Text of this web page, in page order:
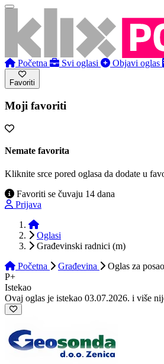
Početna Svi oglasi Objavi oglas
Favoriti
Moji favoriti
Nemate favorita
Kliknite srce pored oglasa da dodate u
Favoriti se čuvaju 14 dana
Prijava
Početna
Oglasi
Građevinski radnici (m)
Početna
Građevina Oglas za posao
P+
Istekao
Ovaj oglas je istekao 03.07.2026. i više